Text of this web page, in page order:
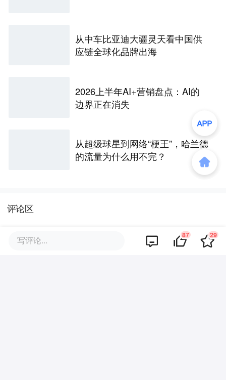
从中车比亚迪大疆灵天看中国供
应链全球化品牌出海
2026上半年AI+营销盘点：AI的
边界正在消失
从超级球星到网络“梗王”，哈兰德
的流量为什么用不完？
评论区
写评论... 87 29